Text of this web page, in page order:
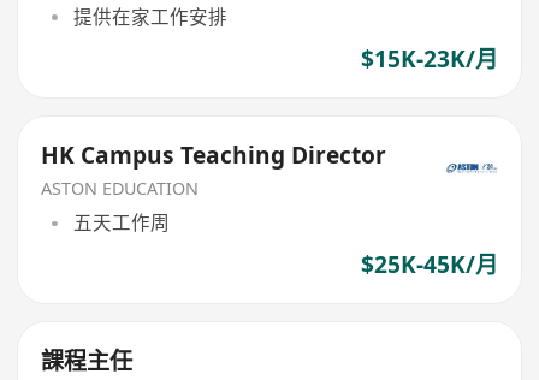
提供在家工作安排
$15K-23K/月
HK Campus Teaching Director
ASTON EDUCATION
五天工作周
$25K-45K/月
課程主任